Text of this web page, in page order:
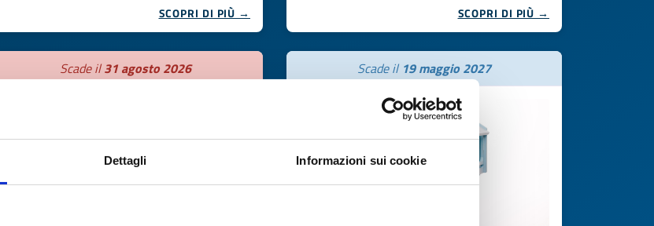
Dettagli Informazioni sui cookie
SCOPRI DI PIÙ → SCOPRI DI PIÙ →
Scade il31 agosto 2026 Scade il 19 maggio 2027